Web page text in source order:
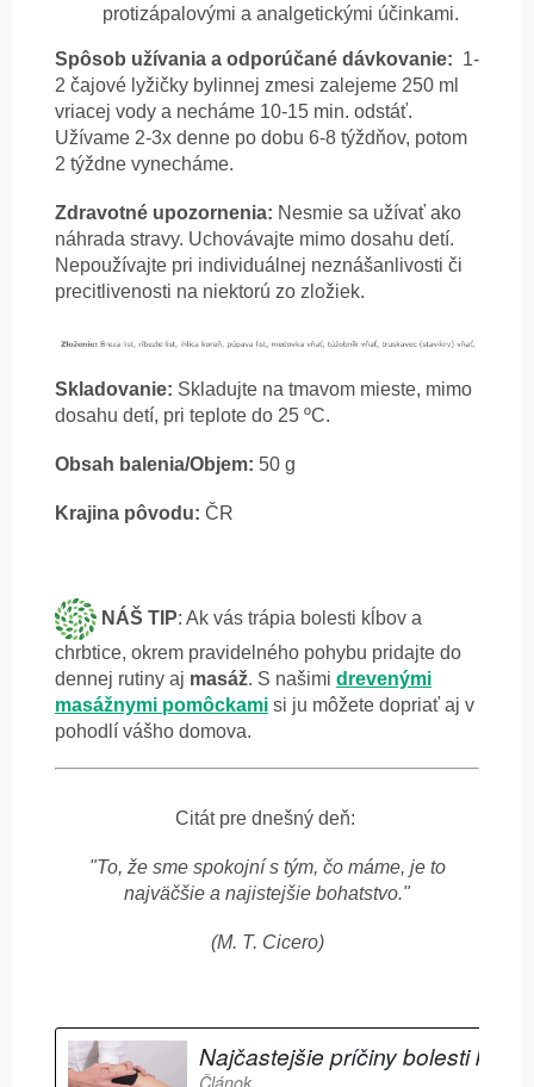
protizápalovými a analgetickými účinkami.
Spôsob užívania a odporúčané dávkovanie: 1-
2 čajové lyžičky bylinnej zmesi zalejeme 250 ml
vriacej vody a necháme 10-15 min. odstáť.
Užívame 2-3x denne po dobu 6-8 týždňov, potom
2 týždne vynecháme.
Zdravotné upozornenia: Nesmie sa užívať ako
náhrada stravy. Uchovávajte mimo dosahu detí.
Nepoužívajte pri individuálnej neznášanlivosti či
precitlivenosti na niektorú zo zložiek.
Skladovanie: Skladujte na tmavom mieste, mimo
dosahu detí, pri teplote do 25 ºC.
Obsah balenia/Objem: 50 g
Krajina pôvodu: ČR
NÁŠ TIP: Ak vás trápia bolesti kĺbov a
chrbtice, okrem pravidelného pohybu pridajte do
dennej rutiny aj masáž. S našimi drevenými
masážnymi pomôckami si ju môžete dopriať aj v
pohodlí vášho domova.
Citát pre dnešný deň:
"To, že sme spokojní s tým, čo máme, je to
najväčšie a najistejšie bohatstvo."
(M. T. Cicero)